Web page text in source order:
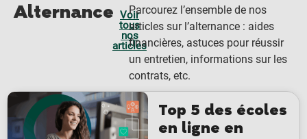
Alternance Voir
tous
nos
articles
Parcourez l’ensemble de nos
articles sur l’alternance : aides
financières, astuces pour réussir
un entretien, informations sur les
contrats, etc.
Top 5 des écoles
en ligne en